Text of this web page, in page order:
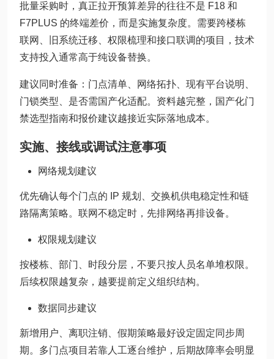
批量采购时，真正拉开预算差异的往往不是 F18 和
F7PLUS 的终端差价，而是实施复杂度。需要跨楼栋
联网、旧系统迁移、权限梳理和接口联调的项目，技术
支持投入通常高于纯设备替换。
建议同时准备：门点清单、网络拓扑、现有平台说明、
门锁类型、是否需国产化适配。资料越完整，国产化门
禁选型指南和报价建议越接近实际落地成本。
实施、接线或调试注意事项
网络规划建议
优先确认每个门点的 IP 规划、交换机供电稳定性和链
路隔离策略。联网不稳定时，先排网络再排设备。
权限规划建议
按楼栋、部门、时段分层，不要只按人员名单堆权限。
后续权限越复杂，越要提前定义组织结构。
数据同步建议
新增用户、离职注销、假期策略最好设定固定同步周
期。多门点项目若靠人工逐台维护，后期故障率会明显